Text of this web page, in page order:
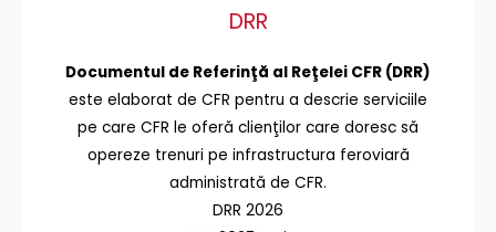
DRR
Documentul de Referinţă al Reţelei CFR (DRR)
este elaborat de CFR pentru a descrie serviciile
pe care CFR le oferă clienţilor care doresc să
opereze trenuri pe infrastructura feroviară
administrată de CFR.
DRR 2026